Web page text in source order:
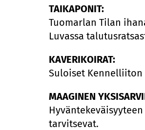
TAIKAPONIT:
Tuomarlan Tilan
Luvassa
KAVERIKOIRAT:
Suloiset
MAAGINEN
tarvitsevat.